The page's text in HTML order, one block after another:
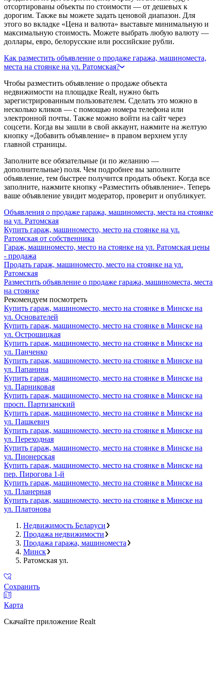
отсортированы объекты по стоимости — от дешевых к
дорогим. Также вы можете задать ценовой диапазон. Для
этого во вкладке «Цена и валюта» выставьте минимальную и
максимальную стоимость. Можете выбрать любую валюту —
доллары, евро, белорусские или российские рубли.
Как разместить объявление о продаже гаража, машиноместа,
места на стоянке на ул. Ратомская?
Чтобы разместить объявление о продаже объекта
недвижимости на площадке Realt, нужно быть
зарегистрированным пользователем. Сделать это можно в
несколько кликов — с помощью номера телефона или
электронной почты. Также можно войти на сайт через
соцсети. Когда вы зашли в свой аккаунт, нажмите на желтую
кнопку «Добавить объявление» в правом верхнем углу
главной страницы.
Заполните все обязательные (и по желанию —
дополнительные) поля. Чем подробнее вы заполните
объявление, тем быстрее получится продать объект. Когда все
заполните, нажмите кнопку «Разместить объявление». Теперь
ваше объявление увидит модератор, проверит и опубликует.
Объявления о продаже гаража, машиноместа, места на стоянке
на ул. Ратомская
Купить гараж, машиноместо, место на стоянке на ул.
Ратомская от собственника
Гараж, машиноместо, место на стоянке на ул. Ратомская цены
- продажа
Продать гараж, машиноместо, место на стоянке на ул.
Ратомская
Разместить объявление о продаже гаража, машиноместа, места
на стоянке
Рекомендуем посмотреть
Купить гараж, машиноместо, место на стоянке в Минске на
ул. Основателей
Купить гараж, машиноместо, место на стоянке в Минске на
ул. Острошицкая
Купить гараж, машиноместо, место на стоянке в Минске на
ул. Панченко
Купить гараж, машиноместо, место на стоянке в Минске на
ул. Папанина
Купить гараж, машиноместо, место на стоянке в Минске на
ул. Парниковая
Купить гараж, машиноместо, место на стоянке в Минске на
просп. Партизанский
Купить гараж, машиноместо, место на стоянке в Минске на
ул. Пашкевич
Купить гараж, машиноместо, место на стоянке в Минске на
ул. Переходная
Купить гараж, машиноместо, место на стоянке в Минске на
ул. Пионерская
Купить гараж, машиноместо, место на стоянке в Минске на
пер. Пирогова 1-й
Купить гараж, машиноместо, место на стоянке в Минске на
ул. Планерная
Купить гараж, машиноместо, место на стоянке в Минске на
ул. Платонова
Недвижимость Беларуси
Продажа недвижимости
Продажа гаража, машиноместа
Минск
Ратомская ул.
Сохранить
Карта
Скачайте приложение Realt